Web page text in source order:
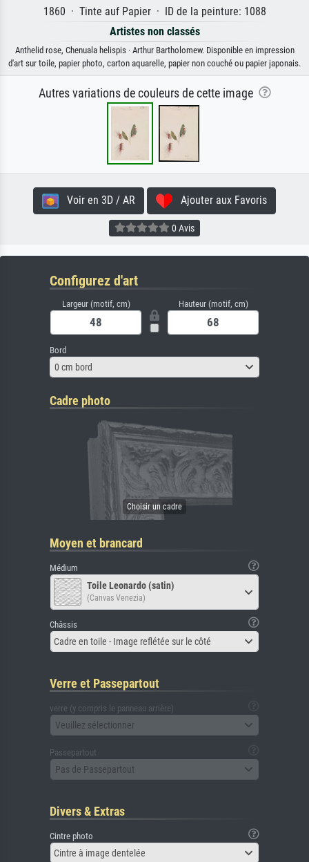
1860 · Tinte auf Papier · ID de la peinture: 1088
Artistes non classés
Anthelid rose, Chenuala helispis · Arthur Bartholomew. Disponible en impression
d'art sur toile, papier photo, carton aquarelle, papier non couché ou papier japonais.
Autres variations de couleurs de cette image
Voir en 3D / AR Ajouter aux Favoris
0 Avis
Configurez d'art
Largeur (motif, cm) Hauteur (motif, cm)
Bord
0 cm bord
Cadre photo
Moyen et brancard
Médium
Toile Leonardo (satin)
(Canvas Venezia)
Châssis
Cadre en toile - Image reflétée sur le côté
Verre et Passepartout
verre (y compris le panneau arrière)
Veuillez sélectionner
Passepartout
Pas de Passepartout
Divers & Extras
Cintre photo
Cintre à image dentelée